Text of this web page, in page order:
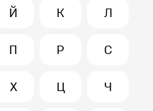
Й К Л
П Р С
Х Ц Ч